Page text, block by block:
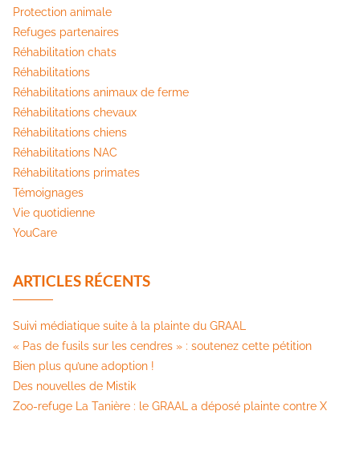
Protection animale
Refuges partenaires
Réhabilitation chats
Réhabilitations
Réhabilitations animaux de ferme
Réhabilitations chevaux
Réhabilitations chiens
Réhabilitations NAC
Réhabilitations primates
Témoignages
Vie quotidienne
YouCare
ARTICLES RÉCENTS
Suivi médiatique suite à la plainte du GRAAL
« Pas de fusils sur les cendres » : soutenez cette pétition​
Bien plus qu’une adoption !
Des nouvelles de Mistik
Zoo-refuge La Tanière : le GRAAL a déposé plainte contre X